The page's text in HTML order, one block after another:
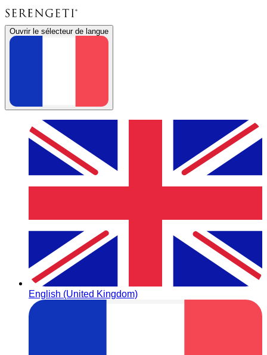
Ouvrir le sélecteur de langue
English (United Kingdom)